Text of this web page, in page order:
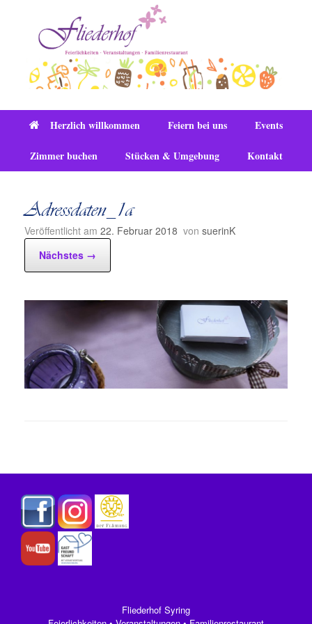
Herzlich willkommen Feiern bei uns Events
Zimmer buchen Stücken & Umgebung Kontakt
Adressdaten_1a
Veröffentlicht am 22. Februar 2018 von suerinK
Nächstes →
Fliederhof Syring